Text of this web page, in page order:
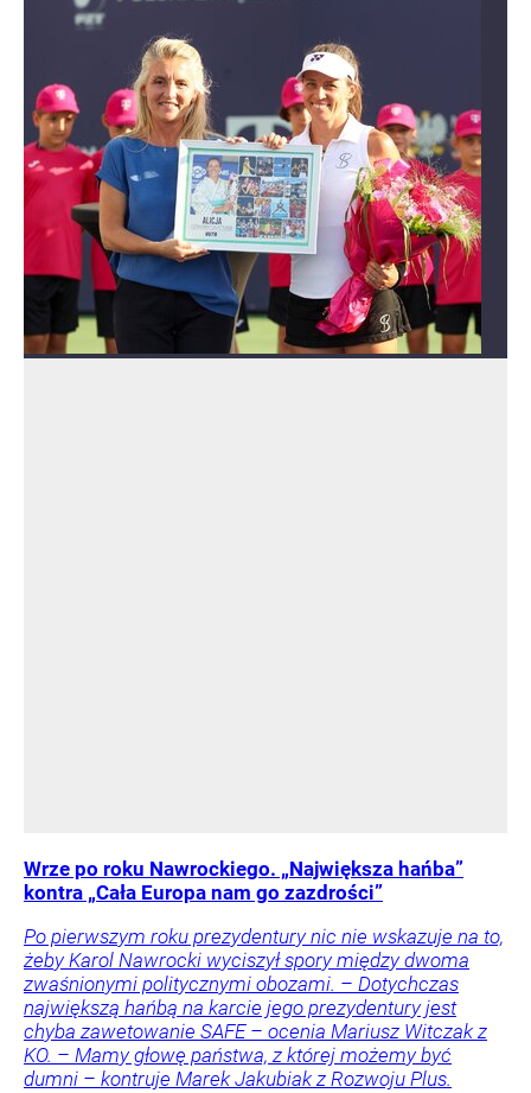
Wrze po roku Nawrockiego. „Największa hańba”
kontra „Cała Europa nam go zazdrości”
Po pierwszym roku prezydentury nic nie wskazuje na to,
żeby Karol Nawrocki wyciszył spory między dwoma
zwaśnionymi politycznymi obozami. – Dotychczas
największą hańbą na karcie jego prezydentury jest
chyba zawetowanie SAFE – ocenia Mariusz Witczak z
KO. – Mamy głowę państwa, z której możemy być
dumni – kontruje Marek Jakubiak z Rozwoju Plus.